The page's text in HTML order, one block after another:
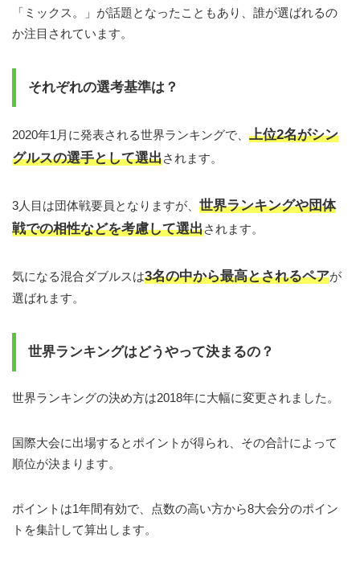
「ミックス。」が話題となったこともあり、誰が選ばれるの
か注目されています。
それぞれの選考基準は？
2020年1月に発表される世界ランキングで、 上位2名がシン
グルスの選手として選出されます。
3人目は団体戦要員となりますが、 世界ランキングや団体
戦での相性などを考慮して選出されます。
気になる混合ダブルスは3名の中から最高とされるペアが
選ばれます。
世界ランキングはどうやって決まるの？
世界ランキングの決め方は2018年に大幅に変更されました。
国際大会に出場するとポイントが得られ、その合計によって
順位が決まります。
ポイントは1年間有効で、点数の高い方から8大会分のポイン
トを集計して算出します。